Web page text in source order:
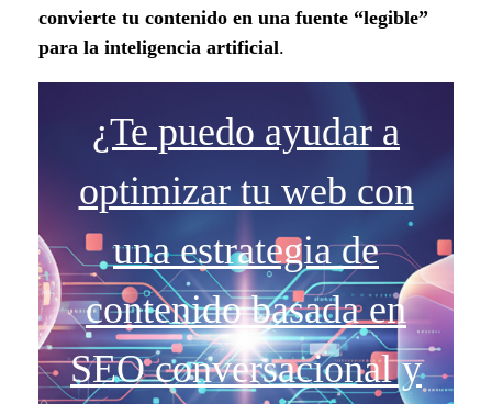
convierte tu contenido en una fuente “legible”
para la inteligencia artificial.
¿Te puedo ayudar a
optimizar tu web con
una estrategia de
contenido basada en
SEO conversacional y